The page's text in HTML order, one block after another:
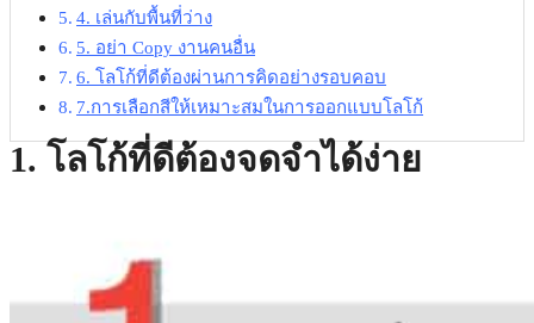
4. เล่นกับพื้นที่ว่าง
5. อย่า Copy งานคนอื่น
6. โลโก้ที่ดีต้องผ่านการคิดอย่างรอบคอบ
7.การเลือกสีให้เหมาะสมในการออกแบบโลโก้
1. โลโก้ที่ดีต้องจดจำได้ง่าย